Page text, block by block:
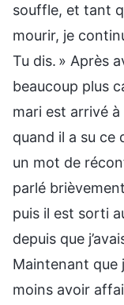
souffle, et tant
mourir, je
Tu dis. » Après
beaucoup plus
mari est arrivé à
quand il a su ce
un mot de
parlé
puis il est sorti
depuis que
Maintenant que
moins avoir